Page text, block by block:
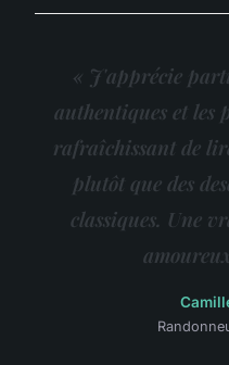
« J'apprécie
authentiques et les
rafraîchissant de
plutôt que des
classiques. Une